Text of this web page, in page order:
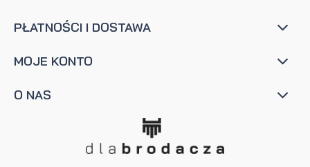
PŁATNOŚCI I DOSTAWA
MOJE KONTO
O NAS